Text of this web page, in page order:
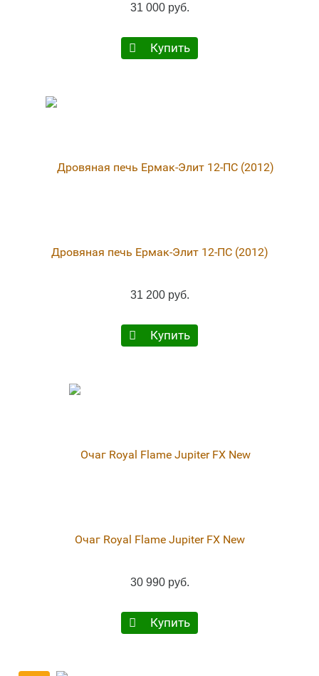
31 000 руб.
Купить
Дровяная печь Ермак-Элит 12-ПC (2012)
31 200 руб.
Купить
Очаг Royal Flame Jupiter FX New
30 990 руб.
Купить